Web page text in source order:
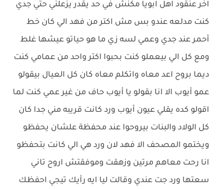
اخر عنقود اهل ابويا مكنش في حد يقدر يزعلني حتي جدي
كنت مدلعه عندو بس مش اكتر من فهد الي كان خط
أحمر عند جدي وعمي لسه زي ما هو حياتو عيشها غلط
ومع كل الي بيعملو كنت بحبوا اكتر واحد من عمامي كنت
ديما بروح اعد معاه واتكلم معاه كان كل العيال بيقولو
عمو أيوب الا انا بقولو يا أيوب حاف من غير عمي كنت لما
اقولو كده يقلي عيون أيوب ورد كانت قريبه مني جدا كان
كل الولاد والبنات بيروحوا عند محفظة علشان يحفظو
ويختمو المصحف الا فهد لان ورد هي الي كانت بتحفظو
انا رحت معاهم مرتين وزهقت وموفقتش اروح تاني
سعتها ورد جت عندي وقالت ليا ايه رأيك تيجي احفظك